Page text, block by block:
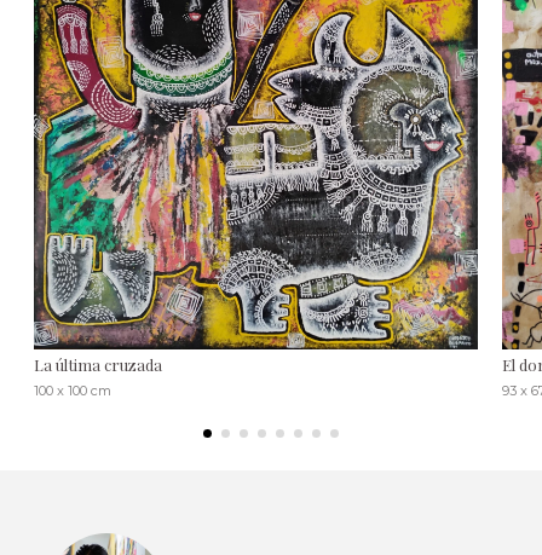
La última cruzada
100 x 100 cm
El
93 x